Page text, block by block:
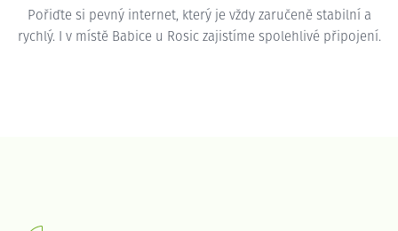
Pořiďte si pevný internet, který je vždy zaručeně stabilní a
rychlý. I v místě Babice u Rosic zajistíme spolehlivé připojení.